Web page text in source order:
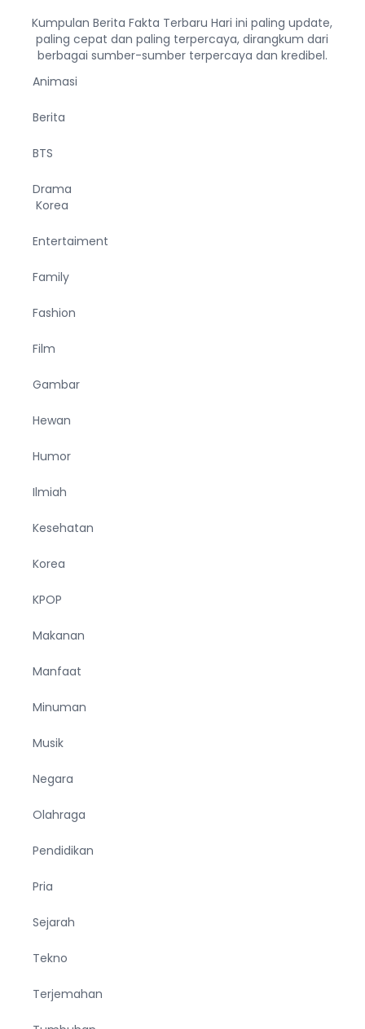
Kumpulan Berita Fakta Terbaru Hari ini paling update,
paling cepat dan paling terpercaya, dirangkum dari
berbagai sumber-sumber terpercaya dan kredibel.
Animasi
Berita
BTS
Drama
Korea
Entertaiment
Family
Fashion
Film
Gambar
Hewan
Humor
Ilmiah
Kesehatan
Korea
KPOP
Makanan
Manfaat
Minuman
Musik
Negara
Olahraga
Pendidikan
Pria
Sejarah
Tekno
Terjemahan